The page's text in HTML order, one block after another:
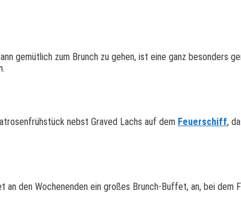
gemütlich zum Brunch zu gehen, ist eine ganz besonders
nebst Graved Lachs auf dem Feuerschiff,
an den Wochenenden ein großes Brunch-Buffet, an, bei dem